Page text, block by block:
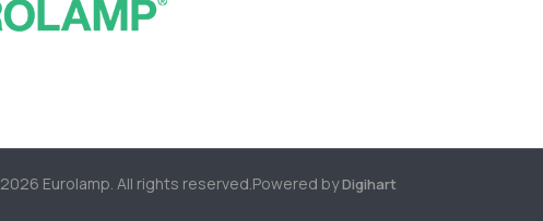
2026 Eurolamp. All rights reserved.Powered byDigihart